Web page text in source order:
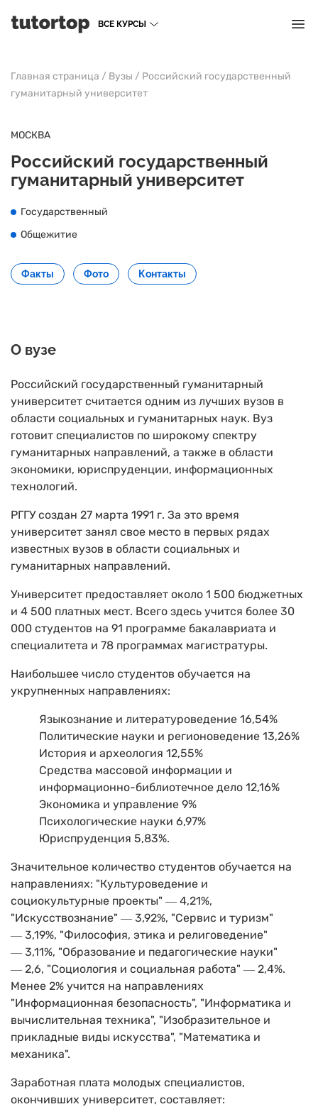
ВСЕ КУРСЫ
Главная страница / Вузы / Российский государственный
гуманитарный университет
МОСКВА
Российский государственный
гуманитарный университет
Государственный
Общежитие
Факты Фото Контакты
О вузе
Российский государственный гуманитарный
университет считается одним из лучших вузов в
области социальных и гуманитарных наук. Вуз
готовит специалистов по широкому спектру
гуманитарных направлений, а также в области
экономики, юриспруденции, информационных
технологий.
РГГУ создан 27 марта 1991 г. За это время
университет занял свое место в первых рядах
известных вузов в области социальных и
гуманитарных направлений.
Университет предоставляет около 1 500 бюджетных
и 4 500 платных мест. Всего здесь учится более 30
000 студентов на 91 программе бакалавриата и
специалитета и 78 программах магистратуры.
Наибольшее число студентов обучается на
укрупненных направлениях:
Языкознание и литературоведение 16,54%
Политические науки и регионоведение 13,26%
История и археология 12,55%
Средства массовой информации и
информационно-библиотечное дело 12,16%
Экономика и управление 9%
Психологические науки 6,97%
Юриспруденция 5,83%.
Значительное количество студентов обучается на
направлениях: "Культуроведение и
социокультурные проекты" ― 4,21%,
"Искусствознание" ― 3,92%, "Сервис и туризм"
― 3,19%, "Философия, этика и религоведение"
― 3,11%, "Образование и педагогические науки"
― 2,6, "Социология и социальная работа" ― 2,4%.
Менее 2% учится на направлениях
"Информационная безопасность", "Информатика и
вычислительная техника", "Изобразительное и
прикладные виды искусства", "Математика и
механика".
Заработная плата молодых специалистов,
окончивших университет, составляет: